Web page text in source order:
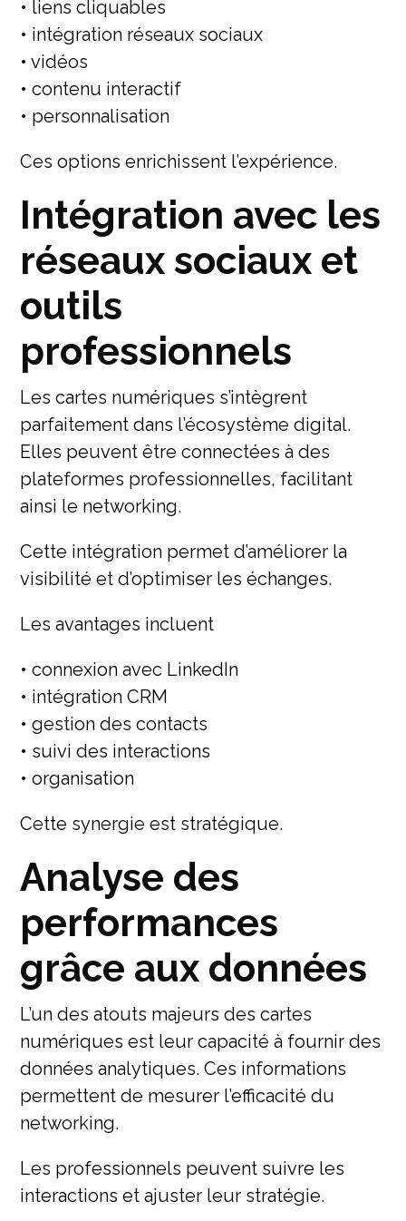
• liens cliquables
• intégration réseaux sociaux
• vidéos
• contenu interactif
• personnalisation
Ces options enrichissent l’expérience.
Intégration avec les
réseaux sociaux et
outils
professionnels
Les cartes numériques s’intègrent
parfaitement dans l’écosystème digital.
Elles peuvent être connectées à des
plateformes professionnelles, facilitant
ainsi le networking.
Cette intégration permet d’améliorer la
visibilité et d’optimiser les échanges.
Les avantages incluent
• connexion avec LinkedIn
• intégration CRM
• gestion des contacts
• suivi des interactions
• organisation
Cette synergie est stratégique.
Analyse des
performances
grâce aux données
L’un des atouts majeurs des cartes
numériques est leur capacité à fournir des
données analytiques. Ces informations
permettent de mesurer l’efficacité du
networking.
Les professionnels peuvent suivre les
interactions et ajuster leur stratégie.